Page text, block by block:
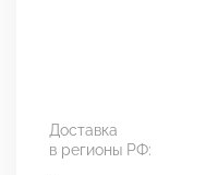
Доставка
в регионы РФ: